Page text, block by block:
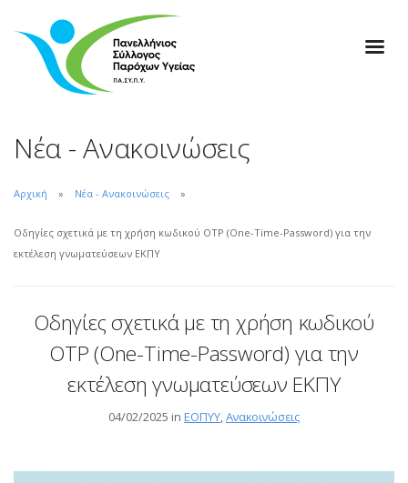
Νέα - Ανακοινώσεις
Αρχική Νέα - Ανακοινώσεις
Οδηγίες σχετικά με τη χρήση κωδικού OTP (One-Time-Password) για την
εκτέλεση γνωματεύσεων ΕΚΠΥ
Οδηγίες σχετικά με τη χρήση κωδικού
OTP (One-Time-Password) για την
εκτέλεση γνωματεύσεων ΕΚΠΥ
04/02/2025 in ΕΟΠΥΥ,Ανακοινώσεις